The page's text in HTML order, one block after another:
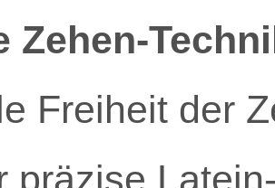
Zehen-
Freiheit der
präzise